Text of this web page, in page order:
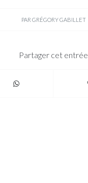
PAR GRÉGORY GABILLET
Partager cet entrée